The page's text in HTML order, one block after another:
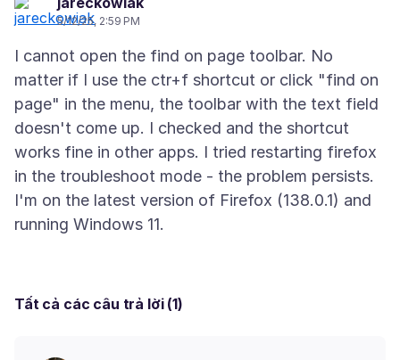
5/12/25, 2:59 PM
I cannot open the find on page toolbar. No
matter if I use the ctr+f shortcut or click "find on
page" in the menu, the toolbar with the text field
doesn't come up. I checked and the shortcut
works fine in other apps. I tried restarting firefox
in the troubleshoot mode - the problem persists.
I'm on the latest version of Firefox (138.0.1) and
Tất cả các câu trả lời (1)